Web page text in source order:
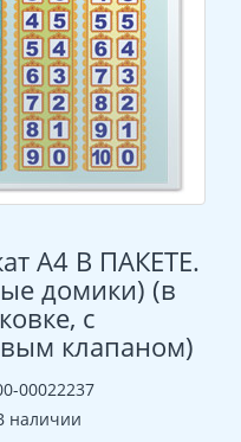
А4 В ПАКЕТЕ.
домики) (в
с
клапаном)
00022237
наличии